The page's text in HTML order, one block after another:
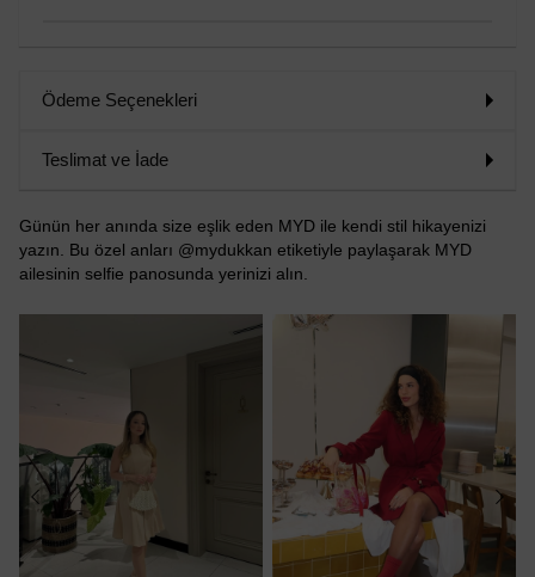
Ödeme Seçenekleri
Teslimat ve İade
Günün her anında size eşlik eden MYD ile kendi stil hikayenizi
yazın. Bu özel anları @mydukkan etiketiyle paylaşarak MYD
ailesinin selfie panosunda yerinizi alın.